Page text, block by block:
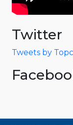
Twitter
Tweets by